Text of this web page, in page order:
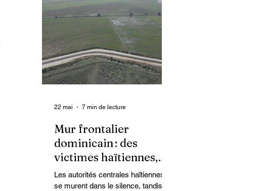
communautés. Face à cet
instrument de punition et de contrôle
qui déshumanise des milliers de
femmes et de filles, ce sont les
organisations non
gouvernementales (ONG) qui se
retrouvent en première ligne pour
accompagner les survivantes sur le
Mur frontalier
dominicain : des
victimes haïtiennes,
l’État regarde ailleurs
Les autorités centrales haïtiennes
se murent dans le silence, tandis
22 mai 7 min de lecture